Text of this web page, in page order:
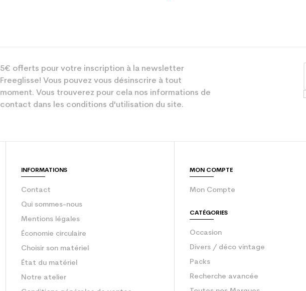
5€ offerts pour votre inscription à la newsletter
Freeglisse! Vous pouvez vous désinscrire à tout
moment. Vous trouverez pour cela nos informations de
contact dans les conditions d'utilisation du site.
INFORMATIONS
Contact
Qui sommes-nous
Mentions légales
Économie circulaire
Choisir son matériel
État du matériel
Notre atelier
MON COMPTE
Mon Compte
CATÉGORIES
Occasion
Divers / déco vintage
Packs
Recherche avancée